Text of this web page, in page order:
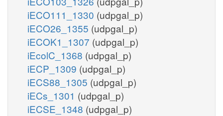
iECO111_1330 (udpgal_p)
iECO26_1355 (udpgal_p)
iECOK1_1307 (udpgal_p)
iEcolC_1368 (udpgal_p)
iECP_1309 (udpgal_p)
iECS88_1305 (udpgal_p)
iECs_1301 (udpgal_p)
iECSE_1348 (udpgal_p)